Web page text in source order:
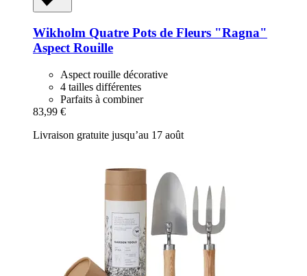
Wikholm Quatre Pots de Fleurs "Ragna"
Aspect Rouille
Aspect rouille décorative
4 tailles différentes
Parfaits à combiner
83,99 €
Livraison gratuite jusqu’au 17 août